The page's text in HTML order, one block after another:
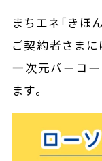
まちエネ「きほ
ご契約者さまに
一次元バーコー
ます。